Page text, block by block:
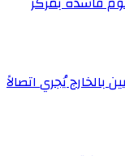
بالخارج يُجري اتصالاً